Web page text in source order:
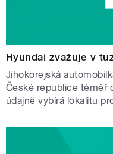
Hyundai zvažuje v
Jihokorejská
České republice téměř
údajně vybírá lokalitu